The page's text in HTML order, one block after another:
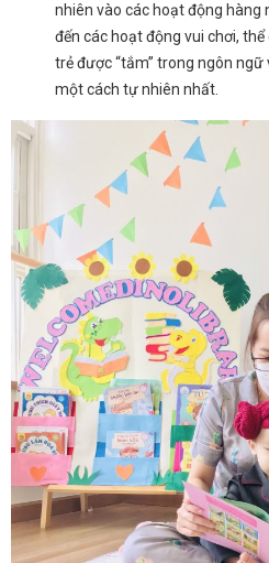
nhiên vào các hoạt động hàng
đến các hoạt động vui chơi,
trẻ được “tắm” trong ngôn
một cách tự nhiên nhất.